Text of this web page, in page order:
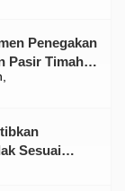
Penegakan
Pasir Timah
Sesuai